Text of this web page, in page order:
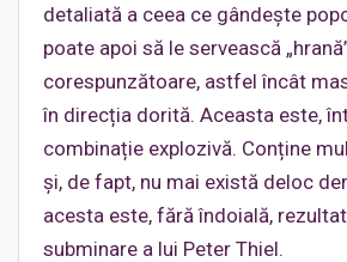
detaliată a ceea ce gândește
poate apoi să le servească
corespunzătoare, astfel încât
în direcția dorită. Aceasta este,
combinație explozivă. Conține
și, de fapt, nu mai există deloc
acesta este, fără îndoială,
subminare a lui Peter Thiel.